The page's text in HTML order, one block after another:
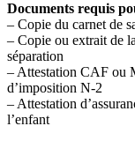
Documents requis
– Copie du carnet de
– Copie ou extrait de
séparation
– Attestation CAF ou
d’imposition N-2
– Attestation
l’enfant